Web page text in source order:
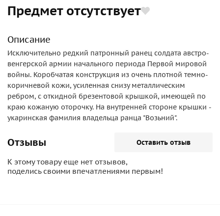
Предмет отсутствует
Описание
Исключительно редкий патронный ранец солдата австро-
венгерской армии начального периода Первой мировой
войны. Коробчатая конструкция из очень плотной темно-
коричневой кожи, усиленная снизу металлическим
ребром, с откидной брезентовой крышкой, имеющей по
краю кожаную оторочку. На внутренней стороне крышки -
укаринская фамилия владельца ранца "Возьний".
Отзывы Оставить отзыв
К этому товару еще нет отзывов,
поделись своими впечатлениями первым!